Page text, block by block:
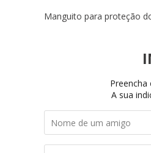
Manguito para proteção
A sua